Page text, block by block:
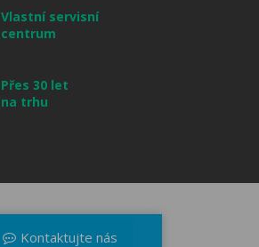
Vlastní servisní
centrum
Přes 30 let
na trhu
Kontaktujte nás